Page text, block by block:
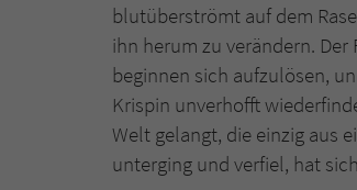
blutüberströmt auf dem
ihn herum zu verändern.
beginnen sich aufzulösen,
Krispin unverhofft
Welt gelangt, die einzig aus
unterging und verfiel, hat